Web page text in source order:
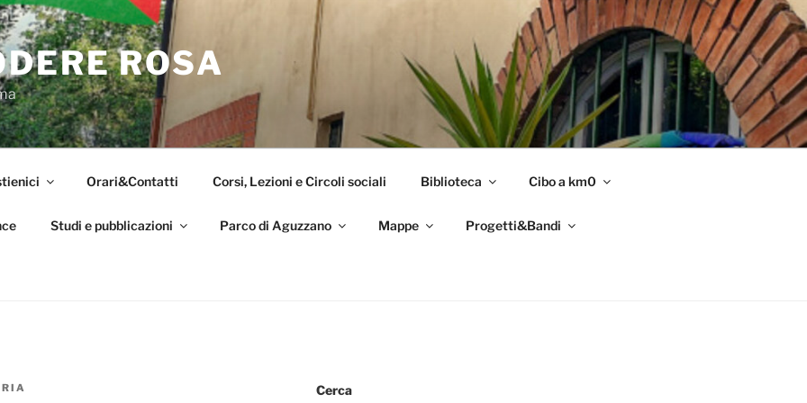
ROSA
Orari&Contatti Corsi, Lezioni e Circoli sociali Biblioteca Cibo a km0
Studi e pubblicazioni Parco di Aguzzano Mappe Progetti&Bandi
Cerca